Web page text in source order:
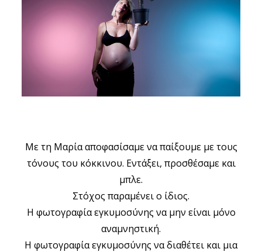
ΣΧΕΤΙΚΑ
ΕΠΙΚΟΙΝΩΝΊΑ
Με τη Μαρία αποφασίσαμε να παίξουμε με τους
τόνους του κόκκινου. Εντάξει, προσθέσαμε και
μπλε.
Στόχος παραμένει ο ίδιος.
Η φωτογραφία εγκυμοσύνης να μην είναι μόνο
αναμνηστική.
Η φωτογραφία εγκυμοσύνης να διαθέτει και μια